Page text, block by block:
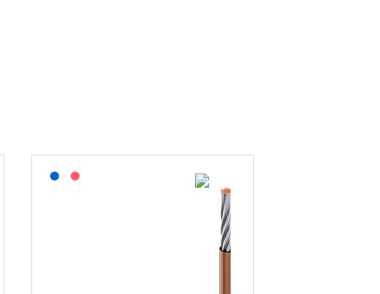
Lagerført: NEK Kabel